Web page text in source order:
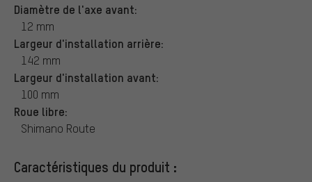
Diamètre de l'axe avant:
12 mm
Largeur d'installation arrière:
142 mm
Largeur d'installation avant:
100 mm
Roue libre:
Shimano Route
Caractéristiques du produit :